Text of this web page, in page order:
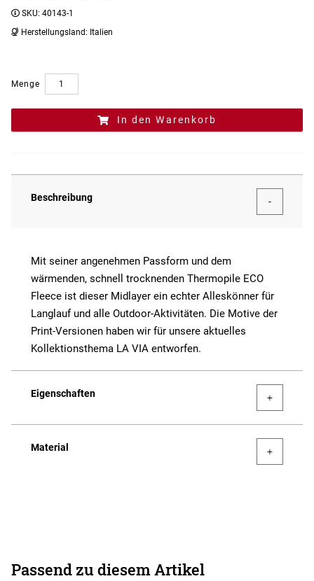
SKU: 40143-1
Herstellungsland: Italien
Menge
In den Warenkorb
Beschreibung
Mit seiner angenehmen Passform und dem
wärmenden, schnell trocknenden Thermopile ECO
Fleece ist dieser Midlayer ein echter Alleskönner für
Langlauf und alle Outdoor-Aktivitäten. Die Motive der
Print-Versionen haben wir für unsere aktuelles
Kollektionsthema LA VIA entworfen.
Eigenschaften
Material
Passend zu diesem Artikel